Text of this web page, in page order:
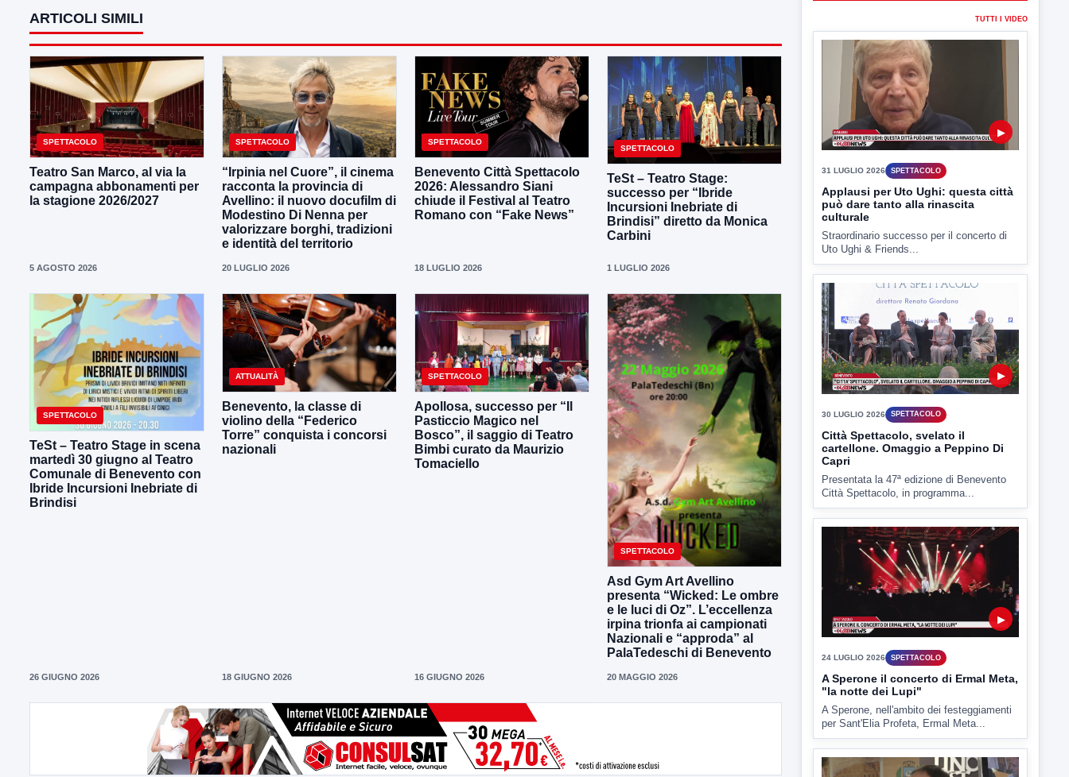
ARTICOLI SIMILI
SPETTACOLO
Teatro San Marco, al via la
campagna abbonamenti per
la stagione 2026/2027
5 AGOSTO 2026
SPETTACOLO
“Irpinia nel Cuore”, il cinema
racconta la provincia di
Avellino: il nuovo docufilm di
Modestino Di Nenna per
valorizzare borghi, tradizioni
e identità del territorio
20 LUGLIO 2026
SPETTACOLO
Benevento Città Spettacolo
2026: Alessandro Siani
chiude il Festival al Teatro
Romano con “Fake News”
18 LUGLIO 2026
SPETTACOLO
TeSt – Teatro Stage:
successo per “Ibride
Incursioni Inebriate di
Brindisi” diretto da Monica
Carbini
1 LUGLIO 2026
SPETTACOLO
TeSt – Teatro Stage in scena
martedì 30 giugno al Teatro
Comunale di Benevento con
Ibride Incursioni Inebriate di
Brindisi
26 GIUGNO 2026
ATTUALITÀ
Benevento, la classe di
violino della “Federico
Torre” conquista i concorsi
nazionali
18 GIUGNO 2026
SPETTACOLO
Apollosa, successo per “Il
Pasticcio Magico nel
Bosco”, il saggio di Teatro
Bimbi curato da Maurizio
Tomaciello
16 GIUGNO 2026
SPETTACOLO
Asd Gym Art Avellino
presenta “Wicked: Le ombre
e le luci di Oz”. L’eccellenza
irpina trionfa ai campionati
Nazionali e “approda” al
PalaTedeschi di Benevento
20 MAGGIO 2026
TUTTI I VIDEO
▶
31 LUGLIO 2026 SPETTACOLO
Applausi per Uto Ughi: questa città
può dare tanto alla rinascita
culturale
Straordinario successo per il concerto di
Uto Ughi & Friends...
▶
30 LUGLIO 2026 SPETTACOLO
Città Spettacolo, svelato il
cartellone. Omaggio a Peppino Di
Capri
Presentata la 47ª edizione di Benevento
Città Spettacolo, in programma...
▶
24 LUGLIO 2026 SPETTACOLO
A Sperone il concerto di Ermal Meta,
"la notte dei Lupi"
A Sperone, nell'ambito dei festeggiamenti
per Sant'Elia Profeta, Ermal Meta...